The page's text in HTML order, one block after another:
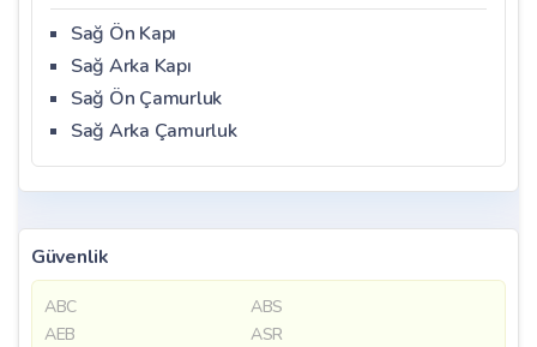
Sağ Ön Kapı
Sağ Arka Kapı
Sağ Ön Çamurluk
Sağ Arka Çamurluk
Güvenlik
ABC
ABS
AEB
ASR